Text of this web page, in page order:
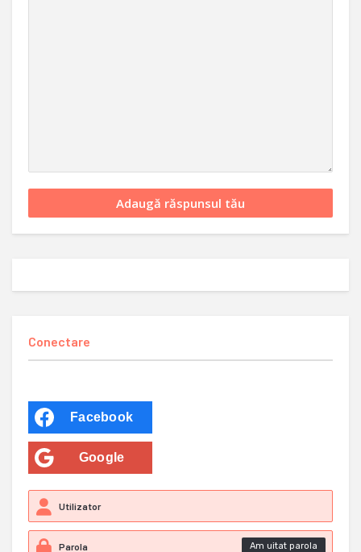
Conectare
Facebook
Google
Am uitat parola